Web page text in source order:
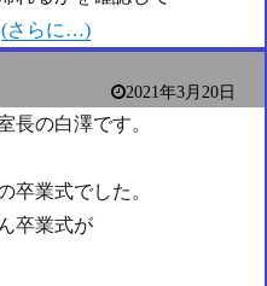
(さらに…)
2021年3月20日
の白澤です。
卒業式でした。
卒業式が